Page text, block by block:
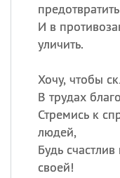
предотвратить
И в
уличить.
Хочу, чтобы
В трудах
Стремись к
людей,
Будь
своей!